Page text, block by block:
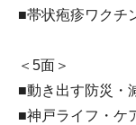
■帯状疱疹ワク
＜5面＞
■動き出す防災
■神戸ライフ・